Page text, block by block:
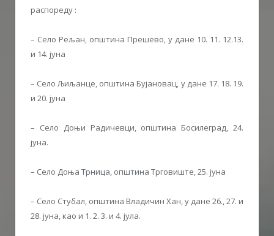
распореду :
– Село Рељан, општина Прешево, у дане 10. 11. 12.13.
и 14. јуна
– Село Љиљанце, општина Бујановац, у дане 17. 18. 19.
и 20. јуна
– Село Доњи Радичевци, општина Босилеград, 24.
јуна.
– Село Доња Трница, општина Трговиште, 25. јуна
– Село Стубал, општина Владичин Хан, у дане 26., 27. и
28. јуна, као и 1. 2. 3. и 4. јула.